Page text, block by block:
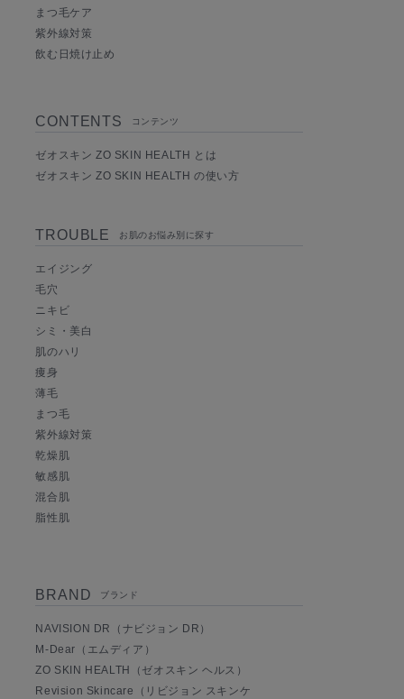
まつ毛ケア
紫外線対策
飲む日焼け止め
CONTENTS コンテンツ
ゼオスキン ZO SKIN HEALTH とは
ゼオスキン ZO SKIN HEALTH の使い方
TROUBLE お肌のお悩み別に探す
エイジング
毛穴
ニキビ
シミ・美白
肌のハリ
痩身
薄毛
まつ毛
紫外線対策
乾燥肌
敏感肌
混合肌
脂性肌
BRAND ブランド
NAVISION DR（ナビジョン DR）
M-Dear（エムディア）
ZO SKIN HEALTH（ゼオスキン ヘルス）
Revision Skincare（リビジョン スキンケ